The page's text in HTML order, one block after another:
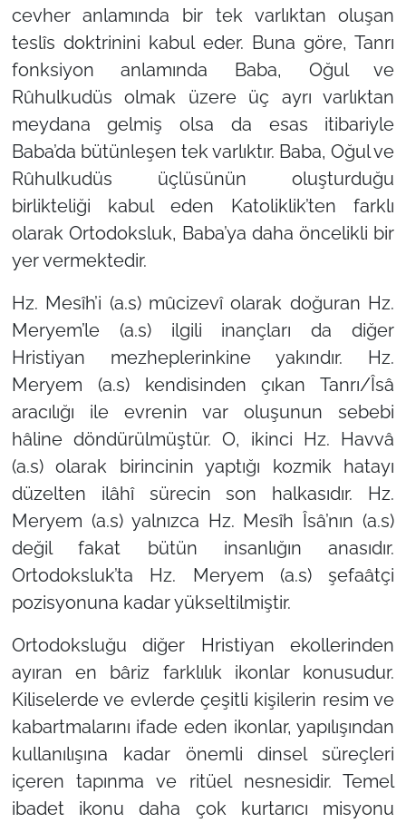
cevher anlamında bir tek varlıktan oluşan
teslîs doktrinini kabul eder. Buna göre, Tanrı
fonksiyon anlamında Baba, Oğul ve
Rûhulkudüs olmak üzere üç ayrı varlıktan
meydana gelmiş olsa da esas itibariyle
Baba’da bütünleşen tek varlıktır. Baba, Oğul ve
Rûhulkudüs üçlüsünün oluşturduğu
birlikteliği kabul eden Katoliklik’ten farklı
olarak Ortodoksluk, Baba’ya daha öncelikli bir
yer vermektedir.
Hz. Mesîh’i (a.s) mûcizevî olarak doğuran Hz.
Meryem’le (a.s) ilgili inançları da diğer
Hristiyan mezheplerinkine yakındır. Hz.
Meryem (a.s) kendisinden çıkan Tanrı/Îsâ
aracılığı ile evrenin var oluşunun sebebi
hâline döndürülmüştür. O, ikinci Hz. Havvâ
(a.s) olarak birincinin yaptığı kozmik hatayı
düzelten ilâhî sürecin son halkasıdır. Hz.
Meryem (a.s) yalnızca Hz. Mesîh Îsâ’nın (a.s)
değil fakat bütün insanlığın anasıdır.
Ortodoksluk’ta Hz. Meryem (a.s) şefaâtçi
pozisyonuna kadar yükseltilmiştir.
Ortodoksluğu diğer Hristiyan ekollerinden
ayıran en bâriz farklılık ikonlar konusudur.
Kiliselerde ve evlerde çeşitli kişilerin resim ve
kabartmalarını ifade eden ikonlar, yapılışından
kullanılışına kadar önemli dinsel süreçleri
içeren tapınma ve ritüel nesnesidir. Temel
ibadet ikonu daha çok kurtarıcı misyonu